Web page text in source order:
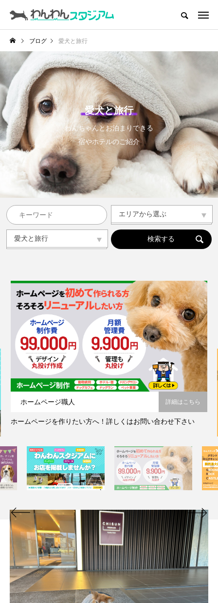
CATEGORY
ドッグラン
ドッグカフェ
愛犬とおでかけ (公園･施設etc)
愛犬と旅行
トリミングサロン
動物病院
コラム
人気の記事ランキング
メンバー
お問い合わせ
ブログ 愛犬と旅行
インデックス
愛犬と旅行
わんちゃんとお泊まりできる
宿やホテルのご紹介
エリアから選ぶ
エリアから選ぶ
滋賀県
京都府
大阪府
兵庫県
奈良県
和歌山県
その他
愛犬と旅行
カテゴリから選ぶ
ドッグラン
ドッグカフェ
愛犬と旅行
トリミングサロン
動物病院
コラム
ホームページ職人 詳細はこちら
ホームページを作りたい方へ！詳しくはお問い合わせ下さい